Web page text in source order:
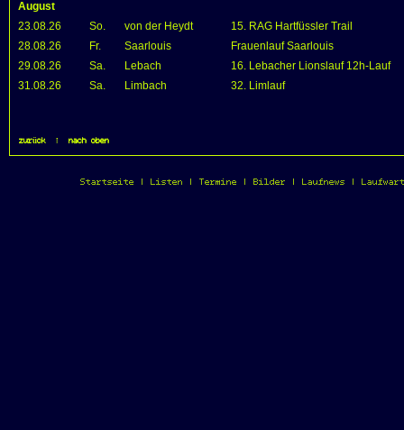
August
23.08.26
So. von der Heydt
15. RAG Hartfüssler Trail
28.08.26
Fr. Saarlouis
Frauenlauf Saarlouis
29.08.26
Sa. Lebach
16. Lebacher Lionslauf 12h-Lauf
31.08.26
Sa. Limbach 32. Limlauf
zurück nach oben
Startseite Listen Termine Bilder Laufnews Laufwart